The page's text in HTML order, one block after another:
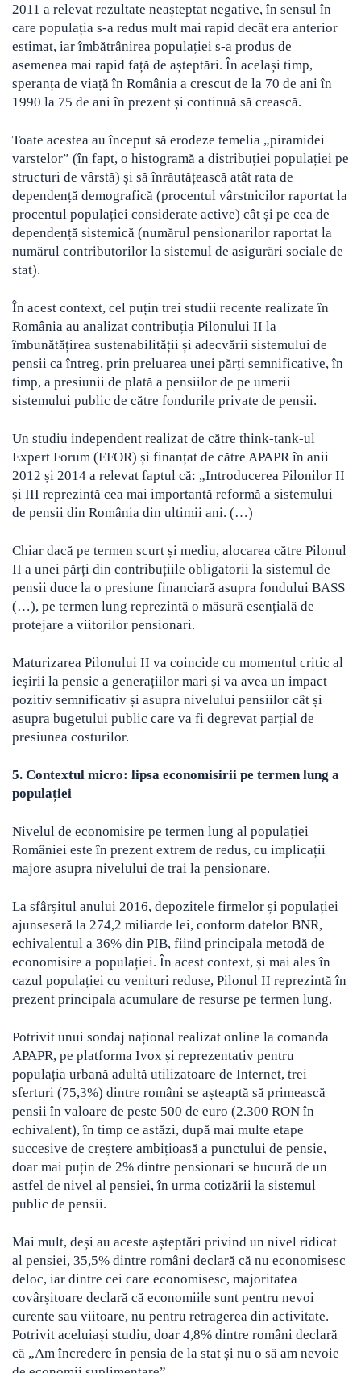
2011 a relevat rezultate neașteptat negative, în sensul în
care populația s-a redus mult mai rapid decât era anterior
estimat, iar îmbătrânirea populației s-a produs de
asemenea mai rapid față de așteptări. În același timp,
speranța de viață în România a crescut de la 70 de ani în
1990 la 75 de ani în prezent și continuă să crească.
Toate acestea au început să erodeze temelia „piramidei
varstelor” (în fapt, o histogramă a distribuției populației pe
structuri de vârstă) și să înrăutățească atât rata de
dependență demografică (procentul vârstnicilor raportat la
procentul populației considerate active) cât și pe cea de
dependență sistemică (numărul pensionarilor raportat la
numărul contributorilor la sistemul de asigurări sociale de
stat).
În acest context, cel puțin trei studii recente realizate în
România au analizat contribuția Pilonului II la
îmbunătățirea sustenabilității și adecvării sistemului de
pensii ca întreg, prin preluarea unei părți semnificative, în
timp, a presiunii de plată a pensiilor de pe umerii
sistemului public de către fondurile private de pensii.
Un studiu independent realizat de către think-tank-ul
Expert Forum (EFOR) și finanțat de către APAPR în anii
2012 și 2014 a relevat faptul că: „Introducerea Pilonilor II
și III reprezintă cea mai importantă reformă a sistemului
de pensii din România din ultimii ani. (…)
Chiar dacă pe termen scurt și mediu, alocarea către Pilonul
II a unei părți din contribuțiile obligatorii la sistemul de
pensii duce la o presiune financiară asupra fondului BASS
(…), pe termen lung reprezintă o măsură esențială de
protejare a viitorilor pensionari.
Maturizarea Pilonului II va coincide cu momentul critic al
ieșirii la pensie a generațiilor mari și va avea un impact
pozitiv semnificativ și asupra nivelului pensiilor cât și
asupra bugetului public care va fi degrevat parțial de
presiunea costurilor.
5. Contextul micro: lipsa economisirii pe termen lung a
populației
Nivelul de economisire pe termen lung al populației
României este în prezent extrem de redus, cu implicații
majore asupra nivelului de trai la pensionare.
La sfârșitul anului 2016, depozitele firmelor și populației
ajunseseră la 274,2 miliarde lei, conform datelor BNR,
echivalentul a 36% din PIB, fiind principala metodă de
economisire a populației. În acest context, și mai ales în
cazul populației cu venituri reduse, Pilonul II reprezintă în
prezent principala acumulare de resurse pe termen lung.
Potrivit unui sondaj național realizat online la comanda
APAPR, pe platforma Ivox și reprezentativ pentru
populația urbană adultă utilizatoare de Internet, trei
sferturi (75,3%) dintre români se așteaptă să primească
pensii în valoare de peste 500 de euro (2.300 RON în
echivalent), în timp ce astăzi, după mai multe etape
succesive de creștere ambițioasă a punctului de pensie,
doar mai puțin de 2% dintre pensionari se bucură de un
astfel de nivel al pensiei, în urma cotizării la sistemul
public de pensii.
Mai mult, deși au aceste așteptări privind un nivel ridicat
al pensiei, 35,5% dintre români declară că nu economisesc
deloc, iar dintre cei care economisesc, majoritatea
covârșitoare declară că economiile sunt pentru nevoi
curente sau viitoare, nu pentru retragerea din activitate.
Potrivit aceluiași studiu, doar 4,8% dintre români declară
că „Am încredere în pensia de la stat și nu o să am nevoie